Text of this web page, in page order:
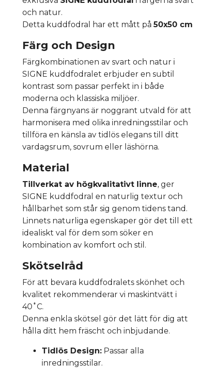
och natur.
Detta kuddfodral har ett mått på50x50 cm
Färg och Design
Färgkombinationen av svart och natur i
SIGNE kuddfodralet erbjuder en subtil
kontrast som passar perfekt in i både
moderna och klassiska miljöer.
Denna färgnyans är noggrant utvald för att
harmonisera med olika inredningsstilar och
tillföra en känsla av tidlös elegans till ditt
vardagsrum, sovrum eller läshörna.
Material
Tillverkat av högkvalitativt linne, ger
SIGNE kuddfodral en naturlig textur och
hållbarhet som står sig genom tidens tand.
Linnets naturliga egenskaper gör det till ett
idealiskt val för dem som söker en
kombination av komfort och stil.
Skötselråd
För att bevara kuddfodralets skönhet och
kvalitet rekommenderar vi maskintvätt i
40˚C.
Denna enkla skötsel gör det lätt för dig att
hålla ditt hem fräscht och inbjudande.
Tidlös Design: Passar alla
inredningsstilar.